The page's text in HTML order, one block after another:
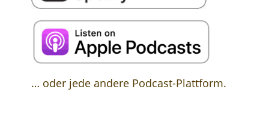
… oder jede andere Podcast-Plattform.